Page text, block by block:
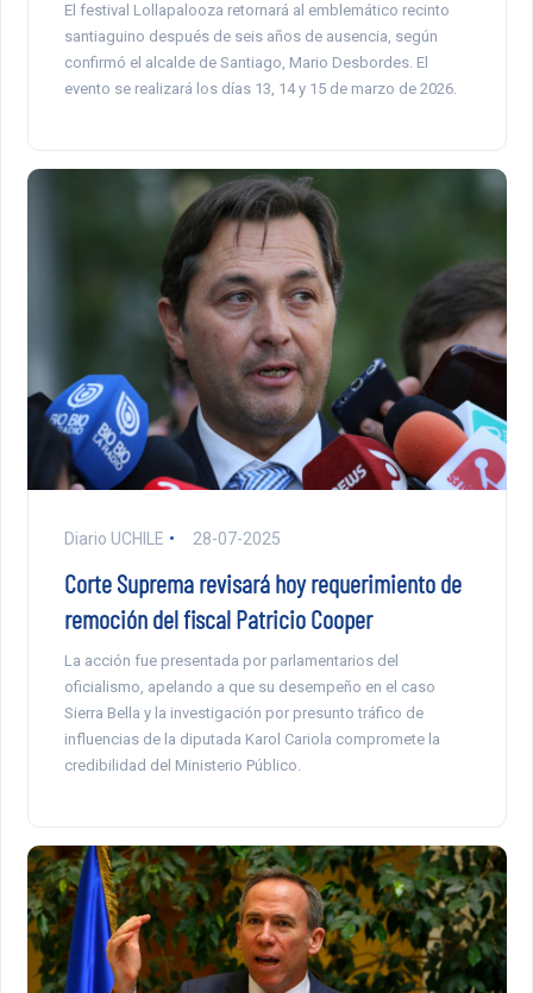
El festival Lollapalooza retornará al emblemático recinto
santiaguino después de seis años de ausencia, según
confirmó el alcalde de Santiago, Mario Desbordes. El
evento se realizará los días 13, 14 y 15 de marzo de 2026.
Diario UCHILE 28-07-2025
Corte Suprema revisará hoy requerimiento de
remoción del fiscal Patricio Cooper
La acción fue presentada por parlamentarios del
oficialismo, apelando a que su desempeño en el caso
Sierra Bella y la investigación por presunto tráfico de
influencias de la diputada Karol Cariola compromete la
credibilidad del Ministerio Público.